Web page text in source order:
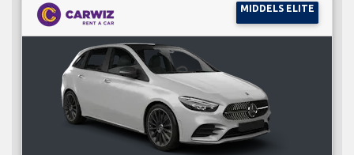
MIDDELS ELITE